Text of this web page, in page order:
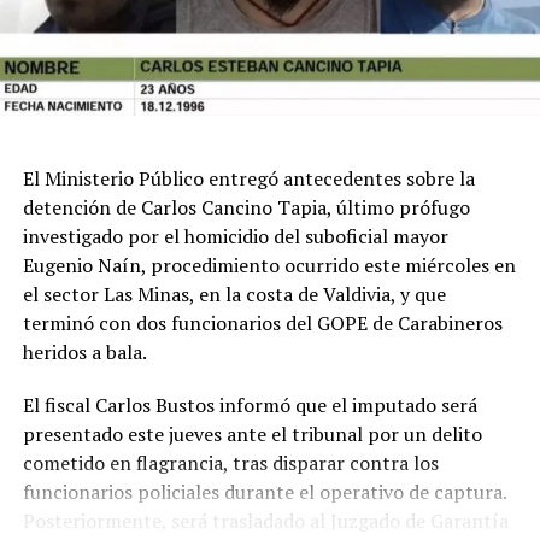
resguardar a la población y, de ser necesario, activar los
Comités para la Gestión del Riesgo de Desastres.
Además, la Unidad Regional de Alerta Temprana
coordinando las acciones de respuesta y rehabilitación.
Entre las recomendaciones emitidas se encuentra el
monitoreo constante de los cursos de agua, el uso de
maquinaria pesada para contener eventuales desbordes
que puedan afectar zonas urbanas, viviendas o
infraestructura vial, la habilitación de canaletas o
implementación de rutas alternativas para el tránsito.
Finalmente, Senapred recomendó a la población evitar
desplazamientos innecesarios, privilegiar el uso de
vehículos de doble tracción cuando sea indispensable
El Ministerio Público entregó antecedentes sobre la
detención de Carlos Cancino Tapia, último prófugo
investigado por el homicidio del suboficial mayor
Eugenio Naín, procedimiento ocurrido este miércoles en
el sector Las Minas, en la costa de Valdivia, y que
terminó con dos funcionarios del GOPE de Carabineros
heridos a bala.
El fiscal Carlos Bustos informó que el imputado será
presentado este jueves ante el tribunal por un delito
cometido en flagrancia, tras disparar contra los
funcionarios policiales durante el operativo de captura.
Posteriormente, será trasladado al Juzgado de Garantía